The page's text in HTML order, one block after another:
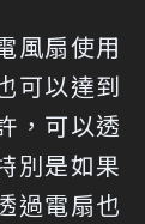
風扇使用
可以達到
，可以透
別是如果
過電扇也